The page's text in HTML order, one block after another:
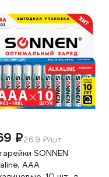
₽26.9 ₽/шт
SONNEN
AAA